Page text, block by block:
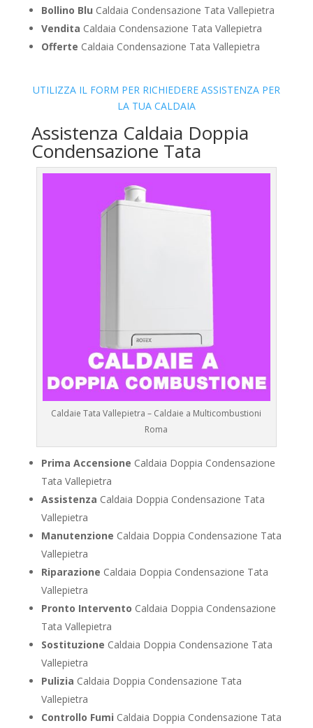
Bollino Blu Caldaia Condensazione Tata Vallepietra
Vendita Caldaia Condensazione Tata Vallepietra
Offerte Caldaia Condensazione Tata Vallepietra
UTILIZZA IL FORM PER RICHIEDERE ASSISTENZA PER
LA TUA CALDAIA
Assistenza Caldaia Doppia
Condensazione Tata
Caldaie Tata Vallepietra – Caldaie a Multicombustioni
Roma
Prima Accensione Caldaia Doppia Condensazione
Tata Vallepietra
Assistenza Caldaia Doppia Condensazione Tata
Vallepietra
Manutenzione Caldaia Doppia Condensazione Tata
Vallepietra
Riparazione Caldaia Doppia Condensazione Tata
Vallepietra
Pronto Intervento Caldaia Doppia Condensazione
Tata Vallepietra
Sostituzione Caldaia Doppia Condensazione Tata
Vallepietra
Pulizia Caldaia Doppia Condensazione Tata
Vallepietra
Controllo Fumi Caldaia Doppia Condensazione Tata